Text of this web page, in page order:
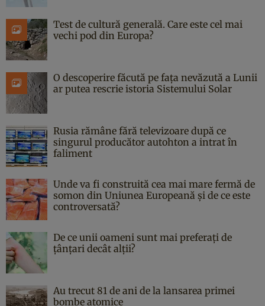
Test de cultură generală. Care este cel mai
vechi pod din Europa?
O descoperire făcută pe fața nevăzută a Lunii
ar putea rescrie istoria Sistemului Solar
Rusia rămâne fără televizoare după ce
singurul producător autohton a intrat în
faliment
Unde va fi construită cea mai mare fermă de
somon din Uniunea Europeană și de ce este
controversată?
De ce unii oameni sunt mai preferați de
țânțari decât alții?
Au trecut 81 de ani de la lansarea primei
bombe atomice